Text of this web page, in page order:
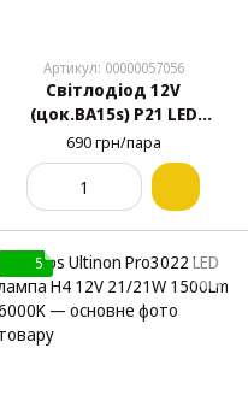
Артикул: 00000057056
Світлодіод 12V
(цок.BA15s) P21 LED
"Philips" (11498U30RB2)
Red Ultiton Pro3000
(2шт.блист.)
690 грн/пара
5